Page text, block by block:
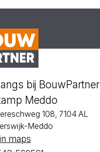
bij BouwPartner
Meddo
108, 7104 AL
Meddo
maps